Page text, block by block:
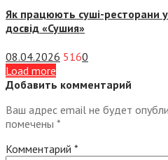
Як працюють суші-ресторани
досвід «Сушия»
08.04.2026 5160
Load more
Добавить комментарий
Ваш адрес email не будет
помечены *
Комментарий *